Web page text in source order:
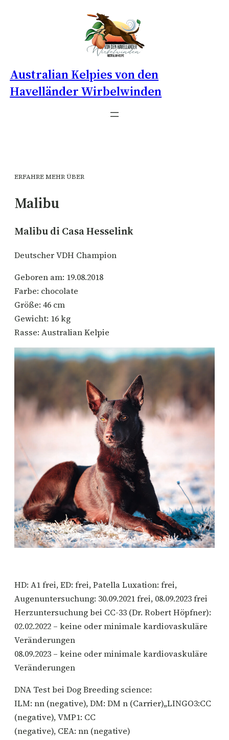
Australian Kelpies von den
Havelländer Wirbelwinden
ERFAHRE MEHR ÜBER
Malibu
Malibu di Casa Hesselink
Deutscher VDH Champion
Geboren am: 19.08.2018
Farbe: chocolate
Größe: 46 cm
Gewicht: 16 kg
Rasse: Australian Kelpie
HD: A1 frei, ED: frei, Patella Luxation: frei,
Augenuntersuchung: 30.09.2021 frei, 08.09.2023 frei
Herzuntersuchung bei CC-33 (Dr. Robert Höpfner):
02.02.2022 – keine oder minimale kardiovaskuläre
Veränderungen
08.09.2023 – keine oder minimale kardiovaskuläre
Veränderungen
DNA Test bei Dog Breeding science:
ILM: nn (negative), DM: DM n (Carrier),,LINGO3:CC
(negative), VMP1: CC
(negative), CEA: nn (negative)